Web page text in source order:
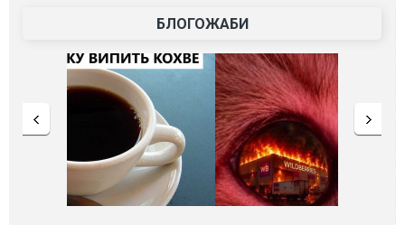
БЛОГОЖАБИ